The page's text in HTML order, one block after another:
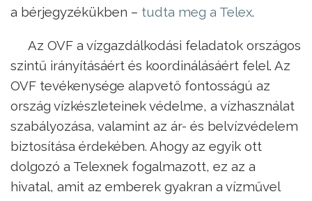
a bérjegyzékükben – tudta meg a Telex.
Az OVF a vízgazdálkodási feladatok országos
szintű irányításáért és koordinálásáért felel. Az
OVF tevékenysége alapvető fontosságú az
ország vízkészleteinek védelme, a vízhasználat
szabályozása, valamint az ár- és belvízvédelem
biztosítása érdekében. Ahogy az egyik ott
dolgozó a Telexnek fogalmazott, ez az a
hivatal, amit az emberek gyakran a vízművel